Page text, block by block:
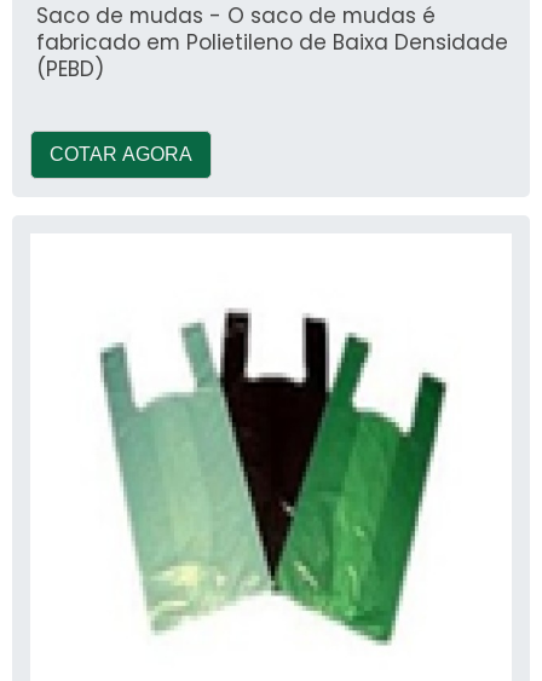
Saco de mudas - O saco de mudas é
fabricado em Polietileno de Baixa Densidade
(PEBD)
COTAR AGORA